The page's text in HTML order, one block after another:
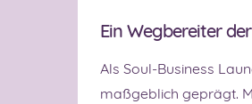
Ein Wegbereiter
Als Soul-Business
maßgeblich geprägt.